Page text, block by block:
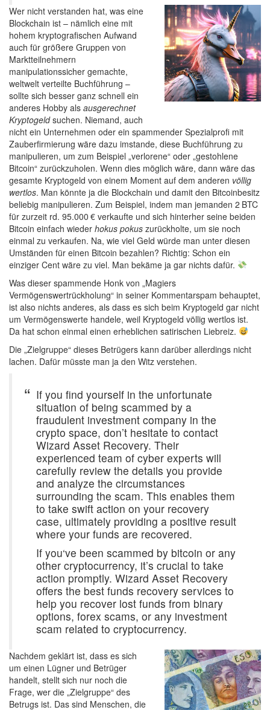
Wer nicht verstanden hat, was eine
Blockchain ist – nämlich eine mit
hohem kryptografischen Aufwand
auch für größere Gruppen von
Marktteilnehmern
manipulationssicher gemachte,
weltwelt verteilte Buchführung –
sollte sich besser ganz schnell ein
anderes Hobby als ausgerechnet
Kryptogeldsuchen. Niemand, auch
nicht ein Unternehmen oder ein spammender Spezialprofi mit
Zauberfirmierung wäre dazu imstande, diese Buchführung zu
manipulieren, um zum Beispiel „verlorene“ oder „gestohlene
Bitcoin“ zurückzuholen. Wenn dies möglich wäre, dann wäre das
gesamte Kryptogeld von einem Moment auf dem anderen völlig
wertlos. Man könnte ja die Blockchain und damit den Bitcoinbesitz
beliebig manipulieren. Zum Beispiel, indem man jemanden 2 BTC
für zurzeit rd. 95.000 € verkaufte und sich hinterher seine beiden
Bitcoin einfach wieder hokus pokus zurückholte, um sie noch
einmal zu verkaufen. Na, wie viel Geld würde man unter diesen
Umständen für einen Bitcoin bezahlen? Richtig: Schon ein
einziger Cent wäre zu viel. Man bekäme ja gar nichts dafür.
Was dieser spammende Honk von „Magiers
Vermögenswertrückholung“ in seiner Kommentarspam behauptet,
ist also nichts anderes, als dass es sich beim Kryptogeld gar nicht
um Vermögenswerte handele, weil Kryptogeld völlig wertlos ist.
Da hat schon einmal einen erheblichen satirischen Liebreiz.
Die „Zielgruppe“ dieses Betrügers kann darüber allerdings nicht
lachen. Dafür müsste man ja den Witz verstehen.
If you find yourself in the unfortunate
situation of being scammed by a
fraudulent investment company in the
crypto space, don’t hesitate to contact
Wizard Asset Recovery. Their
experienced team of cyber experts will
carefully review the details you provide
and analyze the circumstances
surrounding the scam. This enables them
to take swift action on your recovery
case, ultimately providing a positive result
where your funds are recovered.
If you‘ve been scammed by bitcoin or any
other cryptocurrency, it’s crucial to take
action promptly. Wizard Asset Recovery
offers the best funds recovery services to
help you recover lost funds from binary
options, forex scams, or any investment
scam related to cryptocurrency.
Nachdem geklärt ist, dass es sich
um einen Lügner und Betrüger
handelt, stellt sich nur noch die
Frage, wer die „Zielgruppe“ des
Betrugs ist. Das sind Menschen, die